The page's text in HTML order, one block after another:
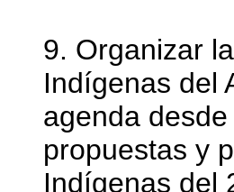
9. Organizar
Indígenas del
agenda
propuestas y
Indígenas del